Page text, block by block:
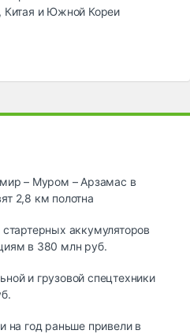
Китая и Южной Кореи
– Муром – Арзамас в
2,8 км полотна
аккумуляторов
в 380 млн руб.
и грузовой спецтехники
на год раньше привели в